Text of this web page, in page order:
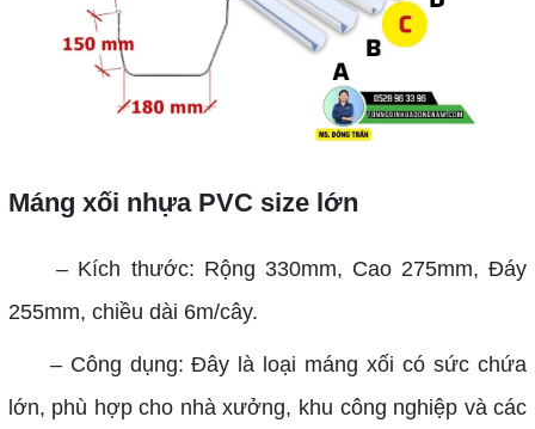
Máng xối nhựa PVC size lớn
– Kích thước: Rộng 330mm, Cao 275mm, Đáy
255mm, chiều dài 6m/cây.
– Công dụng: Đây là loại máng xối có sức chứa
lớn, phù hợp cho nhà xưởng, khu công nghiệp và các